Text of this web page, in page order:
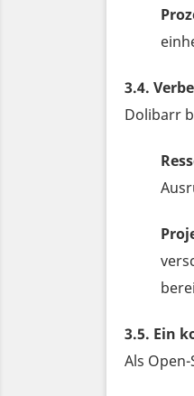
3.4.
Dolibarr
3.5. Ein
Als